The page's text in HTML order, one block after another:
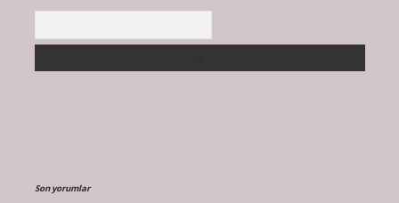
Son yorumlar